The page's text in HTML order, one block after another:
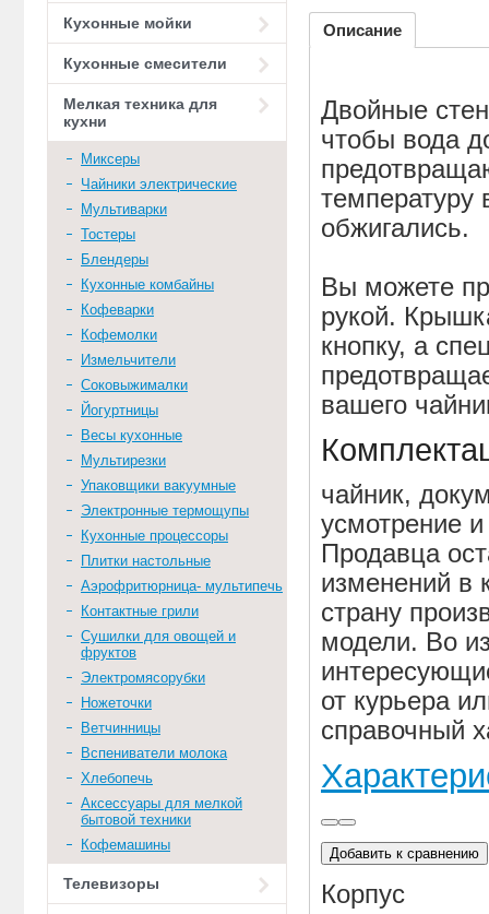
Кухонные мойки
Кухонные смесители
Мелкая техника для
кухни
Миксеры
Чайники электрические
Мультиварки
Тостеры
Блендеры
Кухонные комбайны
Кофеварки
Кофемолки
Измельчители
Соковыжималки
Йогуртницы
Весы кухонные
Мультирезки
Упаковщики вакуумные
Электронные термощупы
Кухонные процессоры
Плитки настольные
Аэрофритюрница- мультипечь
Контактные грили
Сушилки для овощей и
фруктов
Электромясорубки
Ножеточки
Ветчинницы
Вспениватели молока
Хлебопечь
Аксессуары для мелкой
бытовой техники
Кофемашины
Телевизоры
Описание
Двойные
чтобы вода
температуру
обжигались.
Вы можете
рукой.
кнопку, а
вашего
чайник,
усмотрение
Продавца
изменений в
страну
модели. Во
от курьера
справочный
Добавить к сравнению
Корпус